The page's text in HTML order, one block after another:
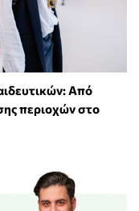
Από
περιοχών στο